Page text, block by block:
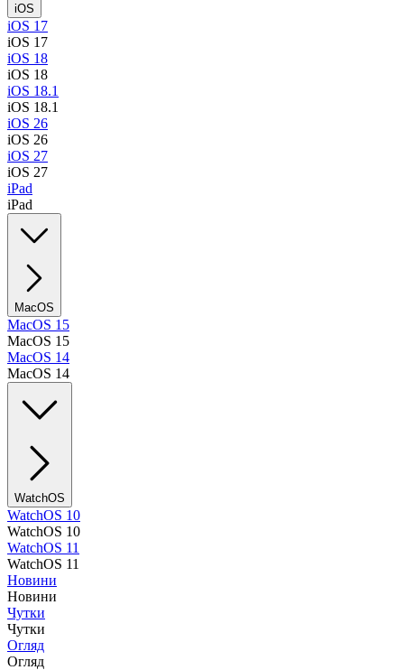
iOS
iOS 17
iOS 17
iOS 18
iOS 18
iOS 18.1
iOS 18.1
iOS 26
iOS 26
iOS 27
iOS 27
iPad
iPad
MacOS
MacOS 15
MacOS 15
MacOS 14
MacOS 14
WatchOS
WatchOS 10
WatchOS 10
WatchOS 11
WatchOS 11
Новини
Новини
Чутки
Чутки
Огляд
Огляд